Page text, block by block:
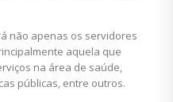
não apenas os servidores
aquela que
na área de saúde,
públicas, entre outros.